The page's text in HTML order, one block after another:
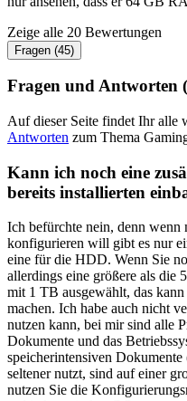
Zeige alle 20 Bewertungen
Fragen (45)
Fragen und Antworten
Auf dieser Seite findet Ihr alle
Antworten zum Thema
Kann ich noch eine
bereits installierten
Ich befürchte nein, denn
konfigurieren will gibt es nur
eine für die HDD. Wenn Sie
allerdings eine größere als die
mit 1 TB ausgewählt, das
machen. Ich habe auch nicht
nutzen kann, bei mir sind alle
Dokumente und das
speicherintensiven
seltener nutzt, sind auf einer
nutzen Sie die